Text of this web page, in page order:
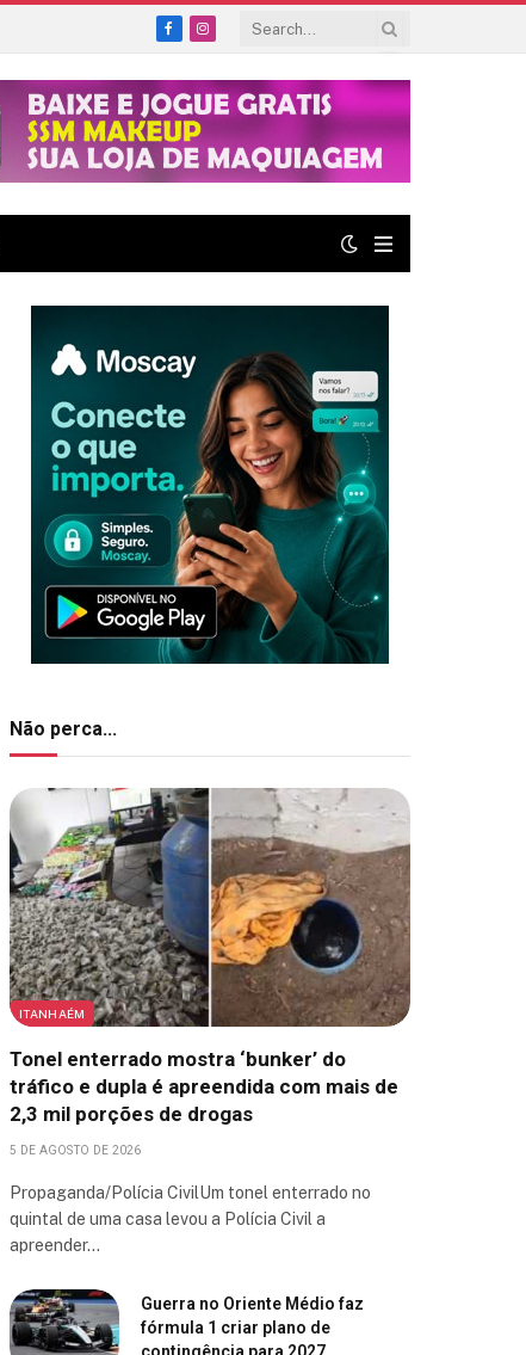
FacebookInstagram
Não perca...
ITANHAÉM
Tonel enterrado mostra ‘bunker’ do
tráfico e dupla é apreendida com mais de
2,3 mil porções de drogas
5 DE AGOSTO DE 2026
Propaganda/Polícia CivilUm tonel enterrado no
quintal de uma casa levou a Polícia Civil a
apreender…
Guerra no Oriente Médio faz
fórmula 1 criar plano de